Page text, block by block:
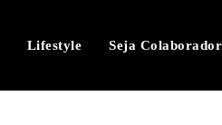
Lifestyle Seja